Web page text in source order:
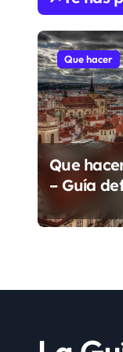
Que hacer
Que
– Guía
más de
eventos